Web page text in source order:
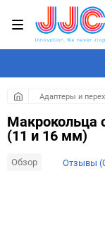
Адаптеры и
Макрокольца
(11 и 16 мм)
Обзор Отзывы